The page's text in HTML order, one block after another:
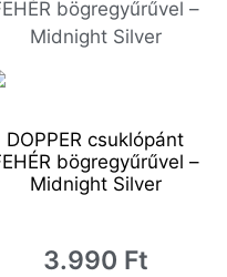
DOPPER csuklópánt
bögregyűrűvel –
Midnight Silver
3.990 Ft